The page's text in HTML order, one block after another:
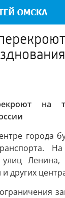
на
города
Ленина,
других